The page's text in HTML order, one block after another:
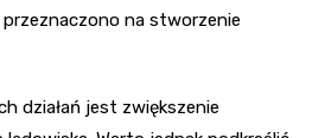
przeznaczono na stworzenie
działań jest zwiększenie